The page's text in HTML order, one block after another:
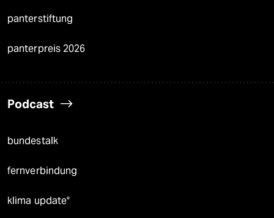
panterstiftung
panterpreis 2026
Podcast
bundestalk
fernverbindung
klima update°